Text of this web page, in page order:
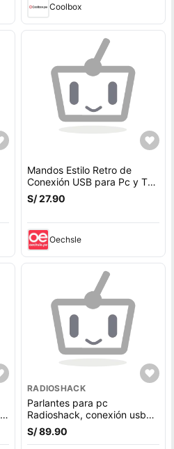
Coolbox
Mandos Estilo Retro de
Conexión USB para Pc y TV
Box con Conexión USB 2
unidades
S/ 27.90
Oechsle
RADIOSHACK
Parlantes para pc
Radioshack, conexión usb
2.0, 3W x2, luces LED, negro
S/ 89.90